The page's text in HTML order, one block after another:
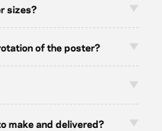
sizes?
of the poster?
make and delivered?